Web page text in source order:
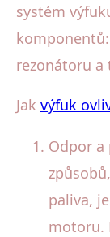
systém
rezonátoru a
Jak výfuk
Odpor a
paliva,
motoru.